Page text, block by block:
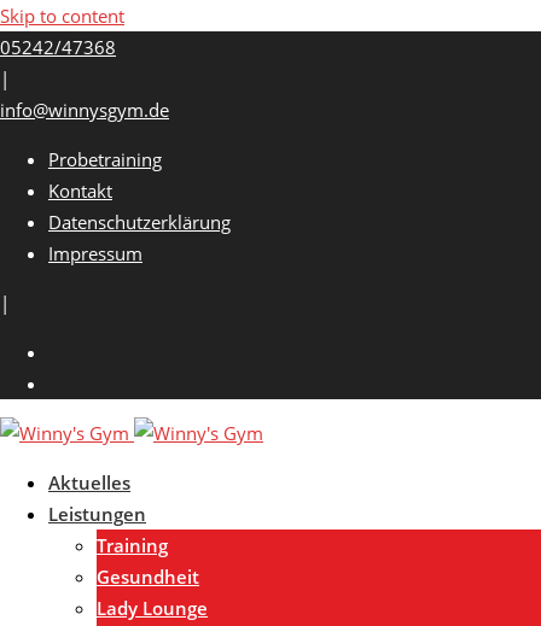
Skip to content
05242/47368
|
info@winnysgym.de
Probetraining
Kontakt
Datenschutzerklärung
Impressum
|
Aktuelles
Leistungen
Training
Gesundheit
Lady Lounge